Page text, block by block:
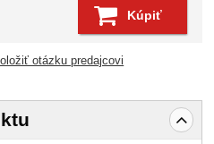
Kúpiť
otázku predajcovi